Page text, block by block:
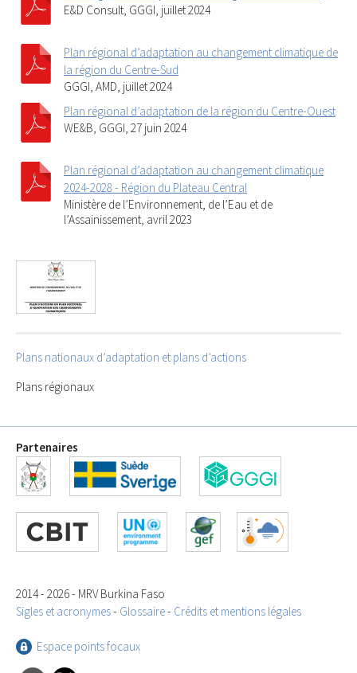
E&D Consult, GGGI, juillet 2024
Plan régional d’adaptation au changement climatique de
la région du Centre-Sud
GGGI, AMD, juillet 2024
Plan régional d’adaptation de la région du Centre-Ouest
WE&B, GGGI, 27 juin 2024
Plan régional d’adaptation au changement climatique
2024-2028 - Région du Plateau Central
Ministère de l’Environnement, de l’Eau et de
l’Assainissement, avril 2023
Plans nationaux d’adaptation et plans d’actions
Plans régionaux
Partenaires
2014 - 2026 - MRV Burkina Faso
Sigles et acronymes- Glossaire- Crédits et mentions légales
Espace points focaux